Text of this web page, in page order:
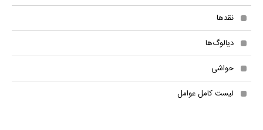
نقدها
دیالوگ‌ها
حواشی
لیست کامل عوامل